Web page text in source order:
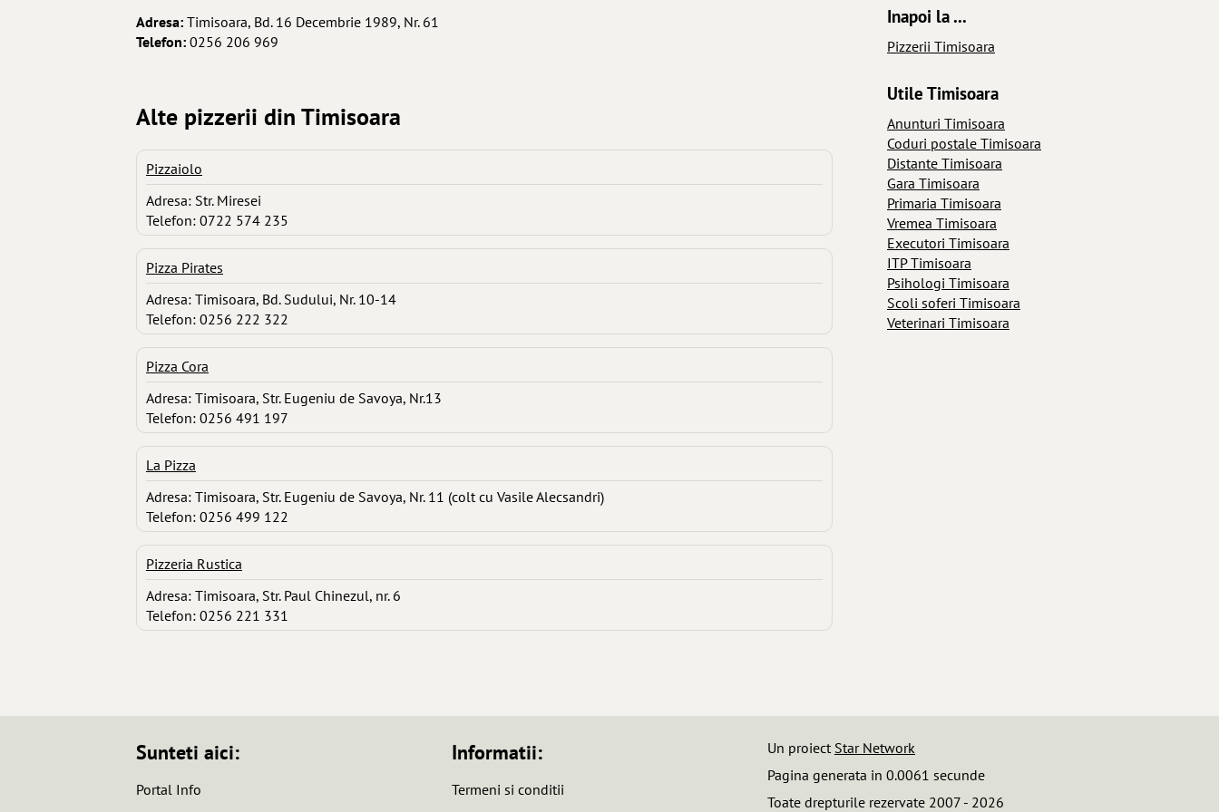
Adresa: Timisoara, Bd. 16 Decembrie 1989, Nr. 61
Telefon: 0256 206 969
Alte pizzerii din Timisoara
Pizzaiolo
Adresa: Str. Miresei
Telefon: 0722 574 235
Pizza Pirates
Adresa: Timisoara, Bd. Sudului, Nr. 10-14
Telefon: 0256 222 322
Pizza Cora
Adresa: Timisoara, Str. Eugeniu de Savoya, Nr.13
Telefon: 0256 491 197
La Pizza
Adresa: Timisoara, Str. Eugeniu de Savoya, Nr. 11 (colt cu Vasile Alecsandri)
Telefon: 0256 499 122
Pizzeria Rustica
Adresa: Timisoara, Str. Paul Chinezul, nr. 6
Telefon: 0256 221 331
Inapoi la ...
Pizzerii Timisoara
Utile Timisoara
Anunturi Timisoara
Coduri postale Timisoara
Distante Timisoara
Gara Timisoara
Primaria Timisoara
Vremea Timisoara
Executori Timisoara
ITP Timisoara
Psihologi Timisoara
Scoli soferi Timisoara
Veterinari Timisoara
Sunteti aici:
Portal Info
Informatii:
Termeni si conditii
Un proiect Star Network
Pagina generata in 0.0061 secunde
Toate drepturile rezervate 2007 - 2026